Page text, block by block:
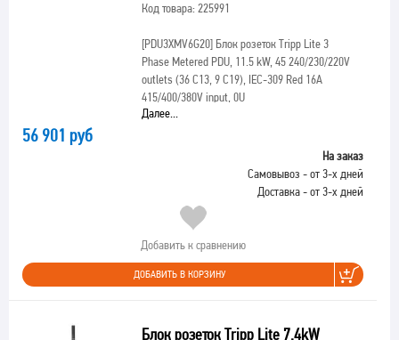
Код товара: 225991
[PDU3XMV6G20]Блок розеток Tripp Lite 3
Phase Metered PDU, 11.5 kW, 45 240/230/220V
outlets (36 C13, 9 C19), IEC-309 Red 16A
415/400/380V input, 0U
Далее...
56 901 руб
На заказ
Самовывоз - от 3-х дней
Доставка - от 3-х дней
Добавить к сравнению
ДОБАВИТЬ В КОРЗИНУ
Блок розеток Tripp Lite 7.4kW